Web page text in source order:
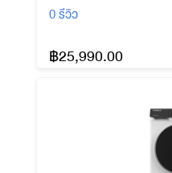
0 รีวิว
฿25,990.00